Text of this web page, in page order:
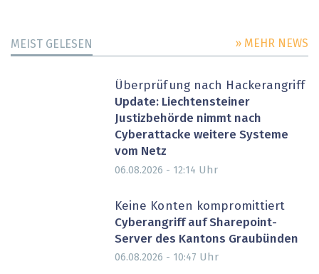
MEIST GELESEN » MEHR NEWS
Überprüfung nach Hackerangriff
Update: Liechtensteiner
Justizbehörde nimmt nach
Cyberattacke weitere Systeme
vom Netz
06.08.2026 - 12:14 Uhr
Keine Konten kompromittiert
Cyberangriff auf Sharepoint-
Server des Kantons Graubünden
06.08.2026 - 10:47 Uhr